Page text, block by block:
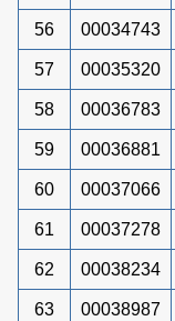
56 00034743
57 00035320
58 00036783
59 00036881
60 00037066
61 00037278
62 00038234
63 00038987